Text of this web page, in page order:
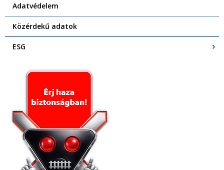
Adatvédelem
Közérdekű adatok
ESG